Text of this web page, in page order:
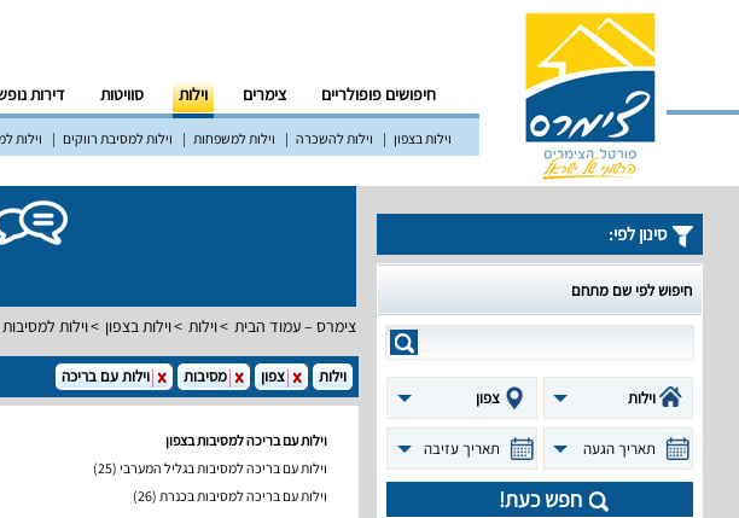
חיפושים פופולריים צימרים וילות סוויטות דירות
וילות בצפון וילות להשכרה וילות למשפחות וילות למסיבת רווקים וילות
צימרס – עמוד הבית וילות וילות בצפון וילות למסיבות
סינון לפי:
חיפוש לפי שם מתחם
וילות צפון
תאריך הגעה תאריך עזיבה
חפש כעת!
וילות צפון מסיבות וילות עם בריכה
וילות עם בריכה למסיבות בצפון
וילות עם בריכה למסיבות בגליל המערבי (25)
וילות עם בריכה למסיבות בכנרת (26)